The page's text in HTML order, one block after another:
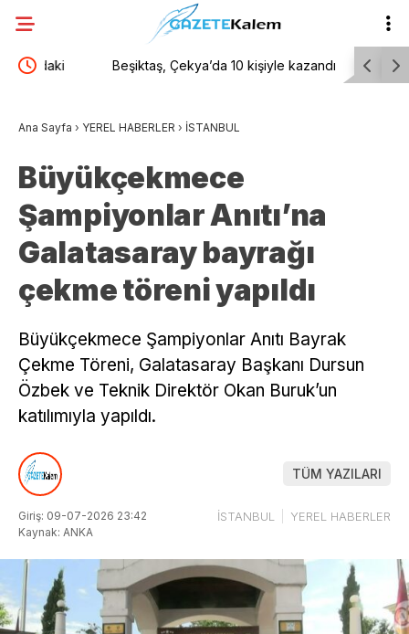
Beşiktaş, Çekya’da 10 kişiyle kazandı
Ana Sayfa › YEREL HABERLER › İSTANBUL
Büyükçekmece
Şampiyonlar Anıtı’na
Galatasaray bayrağı
çekme töreni yapıldı
Büyükçekmece Şampiyonlar Anıtı Bayrak
Çekme Töreni, Galatasaray Başkanı Dursun
Özbek ve Teknik Direktör Okan Buruk’un
katılımıyla yapıldı.
TÜM YAZILARI
Giriş: 09-07-2026 23:42
Kaynak: ANKA
İSTANBUL YEREL HABERLER